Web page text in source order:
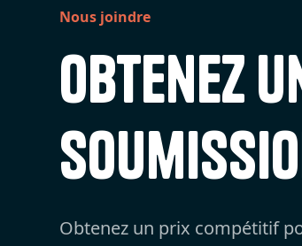
Nous joindre
Obtenez
Obtenez un prix compétitif